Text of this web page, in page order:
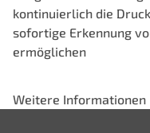
kontinuierlich die
sofortige Erkennung
ermöglichen
Weitere Informationen